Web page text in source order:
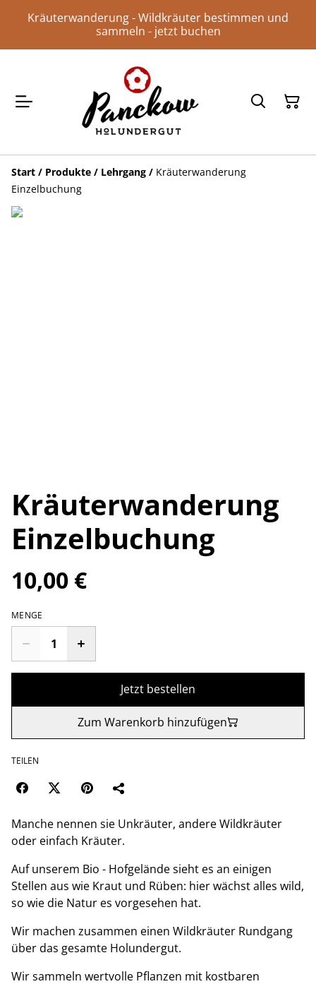
Kräuterwanderung - Wildkräuter bestimmen und
sammeln - jetzt buchen
Start / Produkte / Lehrgang / Kräuterwanderung
Einzelbuchung
Kräuterwanderung
Einzelbuchung
10,00 €
MENGE
Jetzt bestellen
Zum Warenkorb hinzufügen
TEILEN
Manche nennen sie Unkräuter, andere Wildkräuter
oder einfach Kräuter.
Auf unserem Bio - Hofgelände sieht es an einigen
Stellen aus wie Kraut und Rüben: hier wächst alles wild,
so wie die Natur es vorgesehen hat.
Wir machen zusammen einen Wildkräuter Rundgang
über das gesamte Holundergut.
Wir sammeln wertvolle Pflanzen mit kostbaren